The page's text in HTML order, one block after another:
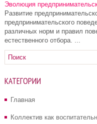
Эволюция
Развитие
предпринимательского
различных норм и правил
естественного отбора. ...
КАТЕГОРИИ
Главная
Коллектив как